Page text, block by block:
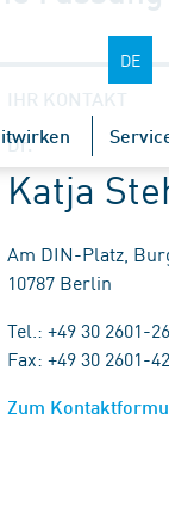
DE
IHR KONTAKT
Dr.
Katja
Am DIN-Platz,
10787 Berlin
Tel.: +49 30 2601-
Fax: +49 30 2601-
Zum